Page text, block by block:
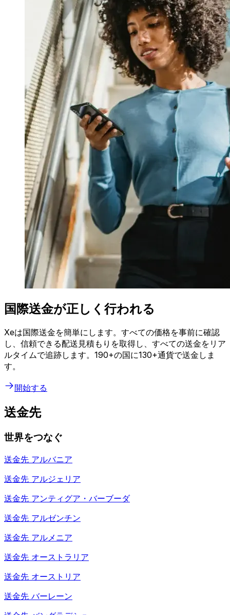
国際送金が正しく行われる
Xeは国際送金を簡単にします。すべての価格を事前に確認
し、信頼できる配送見積もりを取得し、すべての送金をリア
ルタイムで追跡します。190+の国に130+通貨で送金しま
す。
開始する
送金先
世界をつなぐ
送金先 アルバニア
送金先 アルジェリア
送金先 アンティグア・バーブーダ
送金先 アルゼンチン
送金先 アルメニア
送金先 オーストラリア
送金先 オーストリア
送金先 バーレーン